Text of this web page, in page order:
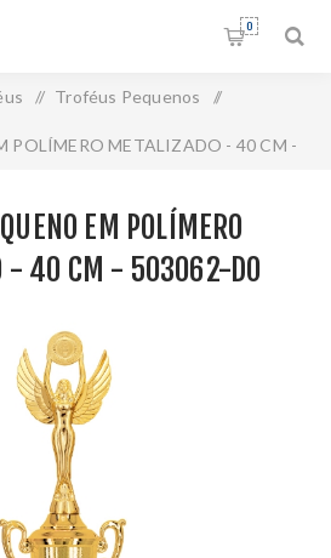
0
/ Troféus Pequenos /
POLÍMERO METALIZADO - 40 CM -
EM POLÍMERO
- 40 CM - 503062-DO